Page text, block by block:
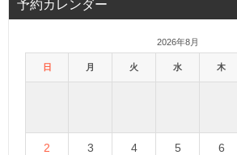
予約カレンダー
2026年8月
日 月 火 水 木
2
3
4
5
6